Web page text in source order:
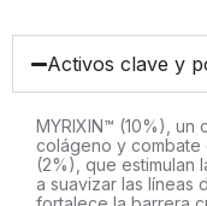
Activos clave y
MYRIXIN™ (10%),
colágeno y combate
(2%), que estimulan
a suavizar las líneas